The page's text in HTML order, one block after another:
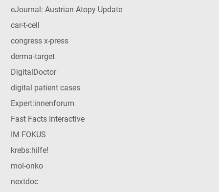
eJournal: Austrian Atopy Update
car-t-cell
congress x-press
derma-target
DigitalDoctor
digital patient cases
Expert:innenforum
Fast Facts Interactive
IM FOKUS
krebs:hilfe!
mol-onko
nextdoc